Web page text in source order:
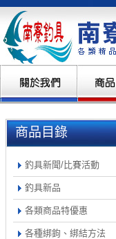
商品目錄
釣具新聞/比賽活動
釣具新品
各類商品特優惠
各種綁鉤、綁結方法